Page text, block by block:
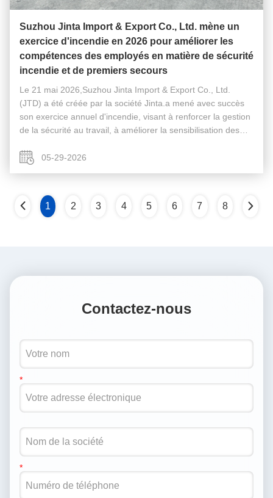
Suzhou Jinta Import & Export Co., Ltd. mène un
exercice d'incendie en 2026 pour améliorer les
compétences des employés en matière de sécurité
incendie et de premiers secours
Le 21 mai 2026,Suzhou Jinta Import & Export Co., Ltd.
(JTD) a été créée par la société Jinta.a mené avec succès
son exercice annuel d'incendie, visant à renforcer la gestion
de la sécurité au travail, à améliorer la sensibilisation des
d...
05-29-2026
1 2 3 4 5 6 7 8
Contactez-nous